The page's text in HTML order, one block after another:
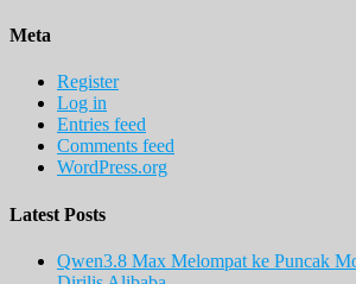
Meta
Register
Log in
Entries feed
Comments feed
WordPress.org
Latest Posts
Qwen3.8 Max Melompat ke Puncak